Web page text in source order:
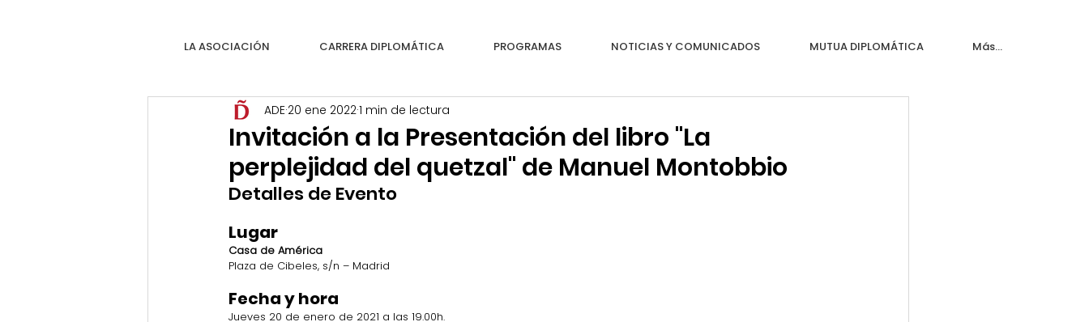
LA ASOCIACIÓN CARRERA DIPLOMÁTICA PROGRAMAS NOTICIAS Y COMUNICADOS MUTUA DIPLOMÁTICA Más...
Invitación a la Presentación del libro "La
perplejidad del quetzal" de Manuel Montobbio
ADE 20 ene 20221 min de lectura
Detalles de Evento
Lugar
Casa de América
Plaza de Cibeles, s/n – Madrid
Fecha y hora
Jueves 20 de enero de 2021 a las 19.00h.